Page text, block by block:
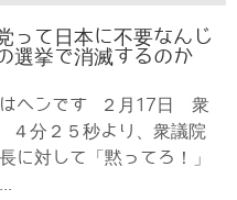
って日本に不要なんじ
選挙で消滅するのか
はヘンです ２月17日 衆
４分２５秒より、衆議院
に対して「黙ってろ！」